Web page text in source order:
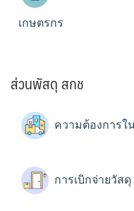
เกษตรกร
ส่วนพัสดุ สกช
ความต้องการใ
การเบิกจ่ายวัสดุ